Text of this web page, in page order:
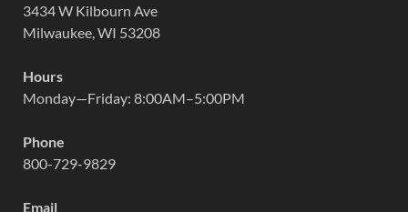
3434 W Kilbourn Ave
Milwaukee, WI 53208
Hours
Monday—Friday: 8:00AM–5:00PM
Phone
800-729-9829
Email